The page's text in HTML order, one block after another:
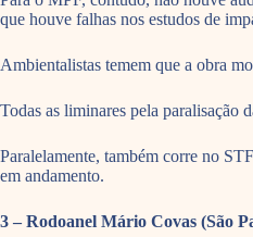
que houve falhas nos estudos de
Ambientalistas temem que a obra
Todas as liminares pela paralisação
Paralelamente, também corre no
em andamento.
3 – Rodoanel Mário Covas (São